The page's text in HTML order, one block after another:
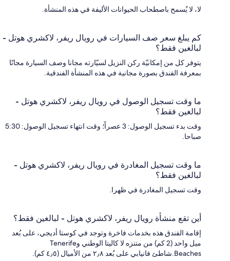
لا، لا يُسمح باصطحاب الحيوانات الأليفة في هذه المنشأة.
كم يبلغ سعر صف السيارات في رويال ريفر، لاكشري هوتل -
لبالغين فقط؟
يتوفر كل من إمكانيّة ركن النزيل لسيّارته مجانا وصف السيارة مجانًا
بمعرفة الفندق بصورة مجانية في هذه المنشأة الفندقية.
ما وقت تسجيل الوصول في رويال ريفر، لاكشري هوتل -
لبالغين فقط؟
وقت بدء تسجيل الوصول: 3 عصراً؛ وقت انتهاء تسجيل الوصول: 5:30
صباحا.
ما وقت تسجيل المغادرة في رويال ريفر، لاكشري هوتل -
لبالغين فقط؟
وقت تسجيل المغادرة في ظهرا.
أين تقع منشأة رويال ريفر، لاكشري هوتل - لبالغين فقط؟
إقامة الفندق هذه بخدمات فاخرة وتوجد في كوستا أديجي، على بُعد
ميل واحد (2 كم) من متنزه لا كاليتا الوطني وTenerife
Beaches.شاطئ فانيابي على بُعد ٢٫٨ من الأميال (٤٫٥ كم).